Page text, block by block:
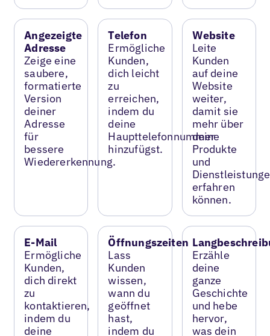
Angezeigte
Adresse
Zeige eine
saubere,
formatierte
Version
deiner
Adresse
für
bessere
Wiedererkennung.
Telefon
Ermögliche
Kunden,
dich leicht
zu
erreichen,
indem du
deine
Haupttelefonnummer
hinzufügst.
Website
Leite
Kunden
auf deine
Website
weiter,
damit sie
mehr über
deine
Produkte
und
erfahren
können.
E-Mail
Ermögliche
Kunden,
dich direkt
zu
kontaktieren,
indem du
deine
Öffnungszeiten
Lass
Kunden
wissen,
wann du
geöffnet
hast,
indem du
Erzähle
deine
ganze
Geschichte
und hebe
hervor,
was dein